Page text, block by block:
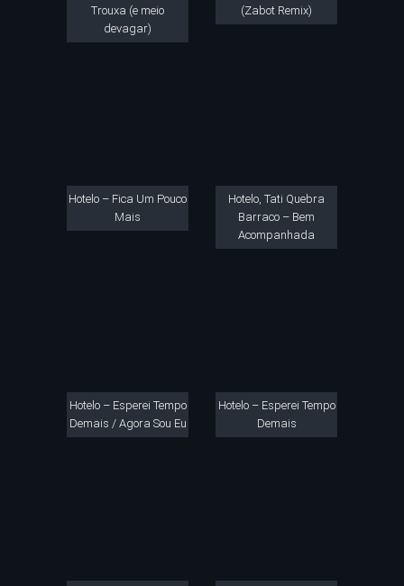
Trouxa (e meio
devagar)
(Zabot Remix)
Hotelo – Fica Um Pouco
Mais
Hotelo, Tati Quebra
Barraco – Bem
Acompanhada
Hotelo – Esperei Tempo
Demais / Agora Sou Eu
Hotelo – Esperei Tempo
Demais